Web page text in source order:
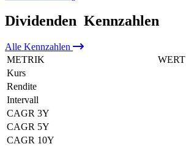
Dividenden Kennzahlen
Alle Kennzahlen
METRIK
WERT
Kurs
Rendite
Intervall
CAGR 3Y
CAGR 5Y
CAGR 10Y